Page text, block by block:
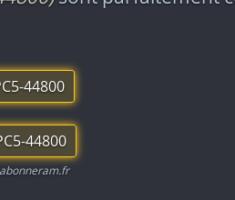
44800
44800